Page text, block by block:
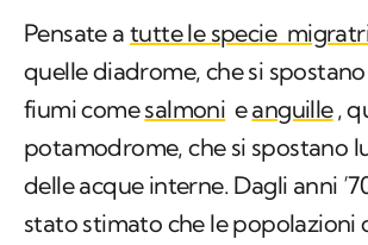
Pensate atutte le specie
quelle diadrome, che si
fiumi comesalmoni eanguille,
potamodrome, che si spostano
delle acque interne. Dagli anni
stato stimato che le popolazioni